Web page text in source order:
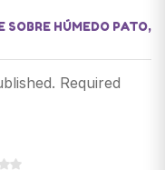
SOBRE HÚMEDO PATO,
Required